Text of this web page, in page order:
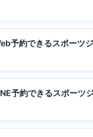
予約できるスポーツ
予約できるスポーツ